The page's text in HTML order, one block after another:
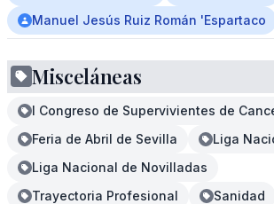
Manuel Jesús Ruiz Román 'Espartaco
Misceláneas
I Congreso de Supervivientes de
Feria de Abril de Sevilla
Liga
Liga Nacional de Novilladas
Trayectoria Profesional
Sanidad